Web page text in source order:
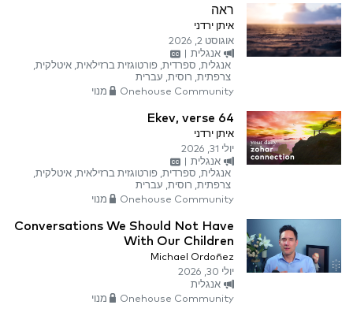
ראה
איתן ירדני
אוגוסט 2, 2026
אנגלית
אנגלית, ספרדית, פורטוגזית ברזילאית, איטלקית,
צרפתית, רוסית, עברית
Onehouse Community מנוי
Ekev, verse 64
איתן ירדני
יולי 31, 2026
אנגלית
אנגלית, ספרדית, פורטוגזית ברזילאית, איטלקית,
צרפתית, רוסית, עברית
Onehouse Community מנוי
Conversations We Should Not Have
With Our Children
Michael Ordoñez
יולי 30, 2026
אנגלית
Onehouse Community מנוי